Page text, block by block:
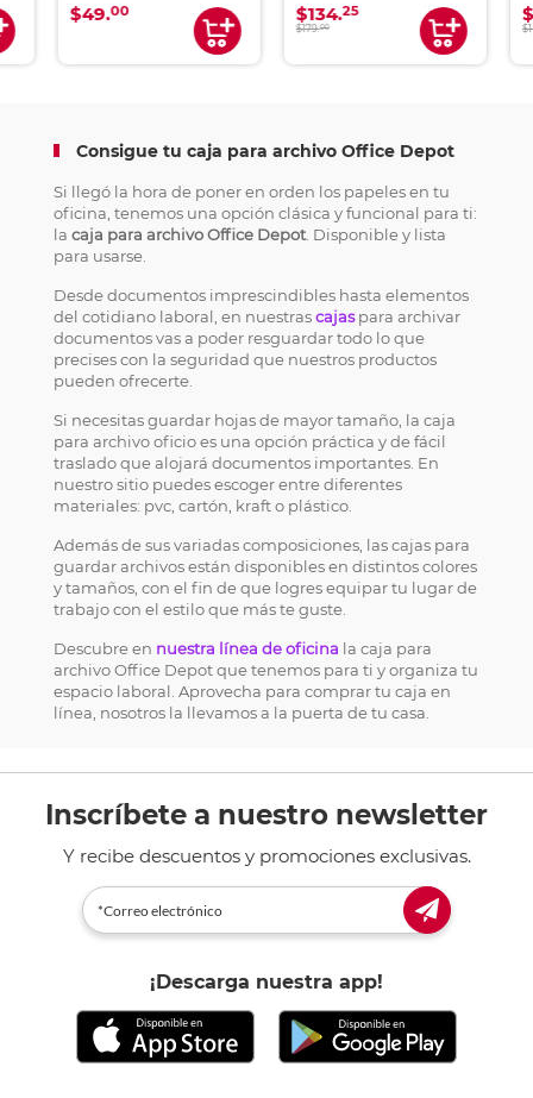
00 $134.25 $119.
Consigue tu caja para archivo Office Depot
Si llegó la hora de poner en orden los papeles en tu
oficina, tenemos una opción clásica y funcional para ti:
la caja para archivo Office Depot. Disponible y lista
para usarse.
Desde documentos imprescindibles hasta elementos
del cotidiano laboral, en nuestrascajaspara archivar
documentos vas a poder resguardar todo lo que
precises con la seguridad que nuestros productos
pueden ofrecerte.
Si necesitas guardar hojas de mayor tamaño, la caja
para archivo oficio es una opción práctica y de fácil
traslado que alojará documentos importantes. En
nuestro sitio puedes escoger entre diferentes
materiales: pvc, cartón, kraft o plástico.
Además de sus variadas composiciones, las cajas para
guardar archivos están disponibles en distintos colores
y tamaños, con el fin de que logres equipar tu lugar de
trabajo con el estilo que más te guste.
Descubre en nuestra línea de oficina la caja para
archivo Office Depot que tenemos para ti y organiza tu
espacio laboral. Aprovecha para comprar tu caja en
línea, nosotros la llevamos a la puerta de tu casa.
Inscríbete a nuestro newsletter
Y recibe descuentos y promociones exclusivas.
¡Descarga nuestra app!